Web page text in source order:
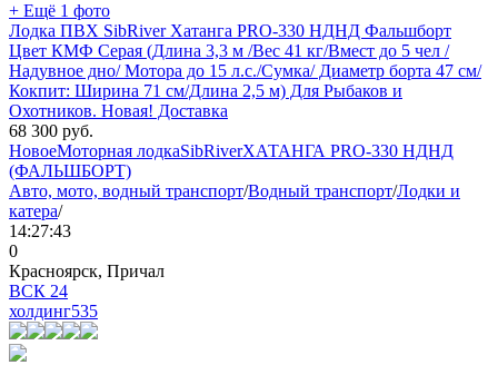
+ Ещё 1 фото
Лодка ПВХ SibRiver Хатанга PRO-330 НДНД Фальшборт
Цвет КМФ Серая (Длина 3,3 м /Вес 41 кг/Вмест до 5 чел /
Надувное дно/ Мотора до 15 л.с./Сумка/ Диаметр борта 47 см/
Кокпит: Ширина 71 см/Длина 2,5 м) Для Рыбаков и
Охотников. Новая! Доставка
68 300 руб.
НовоеМоторная лодкаSibRiverХАТАНГА PRO-330 НДНД
(ФАЛЬШБОРТ)
Авто, мото, водный транспорт/Водный транспорт/Лодки и
катера/
14:27:43
0
Красноярск, Причал
ВСК 24
холдинг535